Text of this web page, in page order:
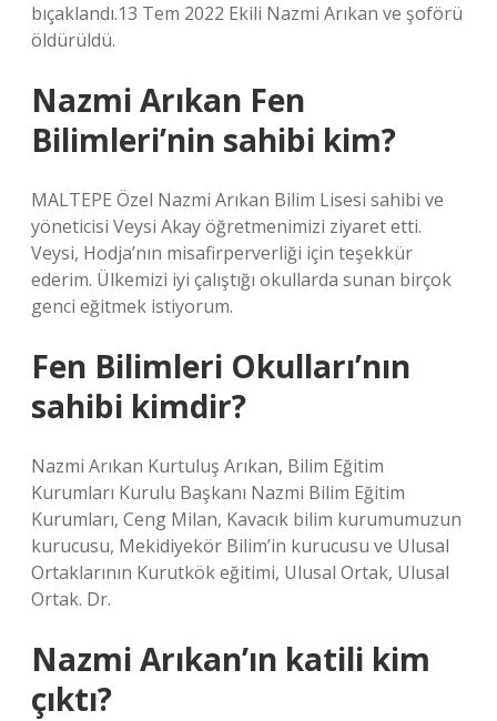
bıçaklandı.13 Tem 2022 Ekili Nazmi Arıkan ve şoförü
öldürüldü.
Nazmi Arıkan Fen
Bilimleri’nin sahibi kim?
MALTEPE Özel Nazmi Arıkan Bilim Lisesi sahibi ve
yöneticisi Veysi Akay öğretmenimizi ziyaret etti.
Veysi, Hodja’nın misafirperverliği için teşekkür
ederim. Ülkemizi iyi çalıştığı okullarda sunan birçok
genci eğitmek istiyorum.
Fen Bilimleri Okulları’nın
sahibi kimdir?
Nazmi Arıkan Kurtuluş Arıkan, Bilim Eğitim
Kurumları Kurulu Başkanı Nazmi Bilim Eğitim
Kurumları, Ceng Milan, Kavacık bilim kurumumuzun
kurucusu, Mekidiyekör Bilim’in kurucusu ve Ulusal
Ortaklarının Kurutkök eğitimi, Ulusal Ortak, Ulusal
Ortak. Dr.
Nazmi Arıkan’ın katili kim
çıktı?